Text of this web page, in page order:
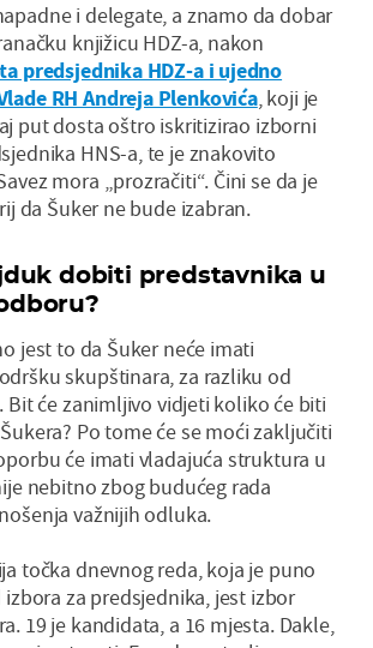
i delegate, a znamo da dobar
knjižicu HDZ-a, nakon
predsjednika HDZ-a i ujedno
RH Andreja Plenkovića, koji je
put dosta oštro iskritizirao izborni
HNS-a, te je znakovito
mora „prozračiti“. Čini se da je
da Šuker ne bude izabran.
dobiti predstavnika u
jest to da Šuker neće imati
skupštinara, za razliku od
Bit će zanimljivo vidjeti koliko će biti
Po tome će se moći zaključiti
će imati vladajuća struktura u
nebitno zbog budućeg rada
važnijih odluka.
točka dnevnog reda, koja je puno
izbora za predsjednika, jest izbor
19 je kandidata, a 16 mjesta. Dakle,